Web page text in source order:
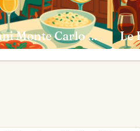
Cipriani Monte Carlo Monaco